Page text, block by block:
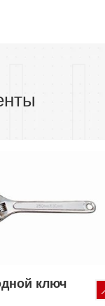
ключ